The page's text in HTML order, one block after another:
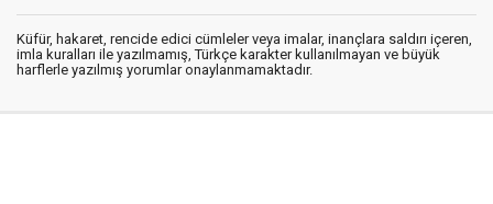
Küfür, hakaret, rencide edici cümleler veya imalar, inançlara saldırı içeren,
imla kuralları ile yazılmamış, Türkçe karakter kullanılmayan ve büyük
harflerle yazılmış yorumlar onaylanmamaktadır.